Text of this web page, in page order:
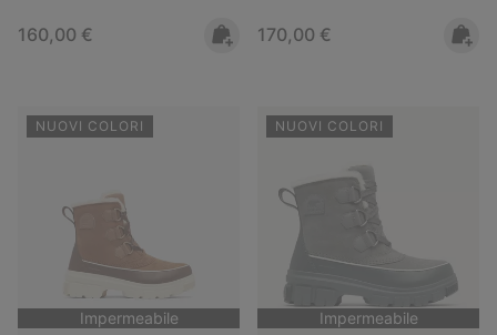
Regular price:
160,00 € Regular price:
170,00 €
NUOVI COLORI
Impermeabile
NUOVI COLORI
Impermeabile